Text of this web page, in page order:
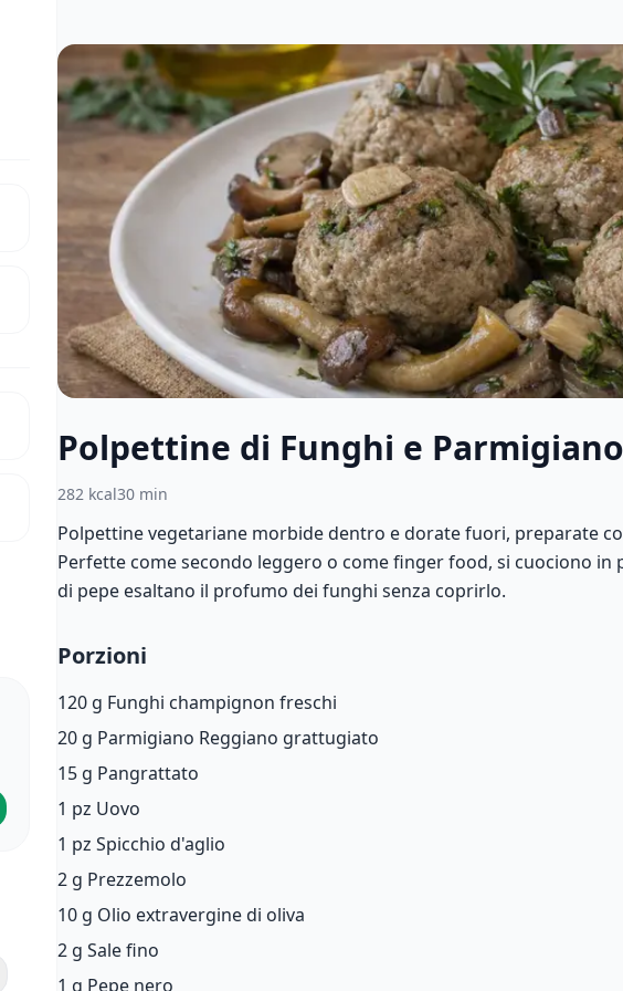
Polpettine di Funghi e Parmigiano
282 kcal30 min
Polpettine vegetariane morbide dentro e dorate fuori, preparate
Perfette come secondo leggero o come finger food, si cuociono
di pepe esaltano il profumo dei funghi senza coprirlo.
Porzioni
120 g Funghi champignon freschi
20 g Parmigiano Reggiano grattugiato
15 g Pangrattato
1 pz Uovo
1 pz Spicchio d'aglio
2 g Prezzemolo
10 g Olio extravergine di oliva
2 g Sale fino
1 g Pepe nero